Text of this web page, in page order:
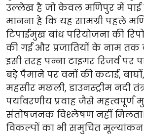
उल्लेख है जो केवल मणिपुर में पाई
मानना है कि यह सामग्री पहले
टिपाईमुख बांध परियोजना की
की गई और प्रजातियों के नाम तक
इसी तरह पन्ना टाइगर रिजर्व पर
बड़े पैमाने पर वनों की कटाई, बाघों,
महसीर मछली, डाउनस्ट्रीम नदी
पर्यावरणीय प्रवाह जैसे महत्वपूर्ण
संतोषजनक विश्लेषण नहीं
विकल्पों का भी समुचित